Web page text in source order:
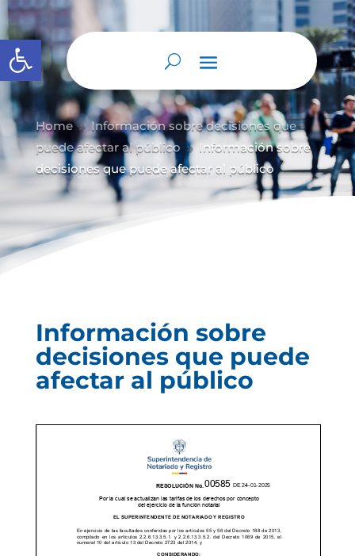
Abrir barra de herramientas
Home 9 Información sobre decisiones que
puede afectar al público 9 Información sobre
decisiones que puede afectar al público
Información sobre
decisiones que puede
afectar al público